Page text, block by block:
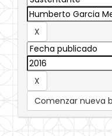
Comenzar nueva